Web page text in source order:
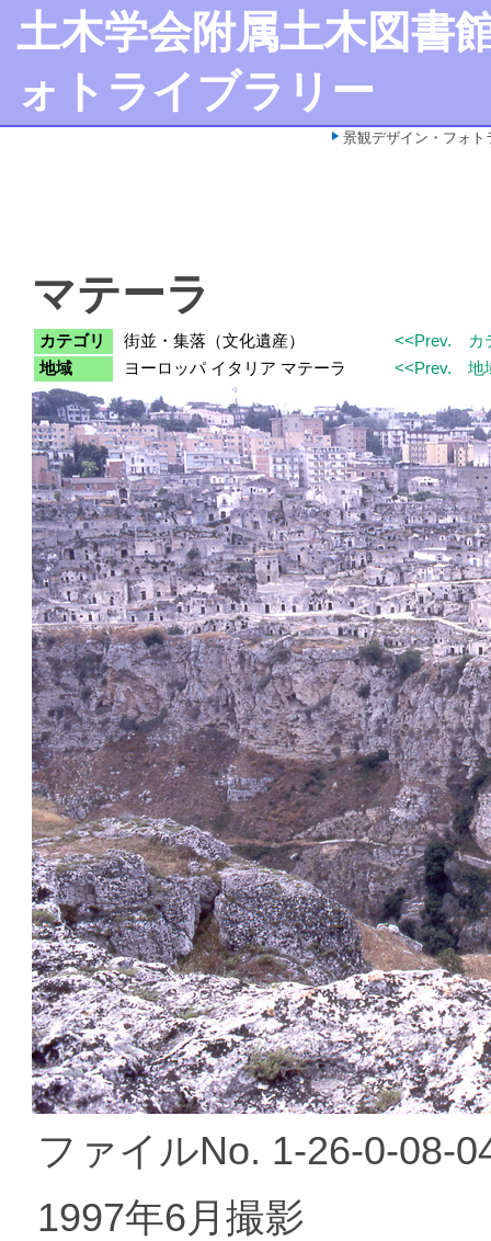
土木学会附属土木図書
ォトライブラリー
景観デザイン・フォ
マテーラ
カテゴリ 街並・集落（文化遺産） <<Prev.
カ
地域
ヨーロッパ イタリア マテーラ <<Prev. 地
ファイルNo. 1-26-0-08-
1997年6月撮影